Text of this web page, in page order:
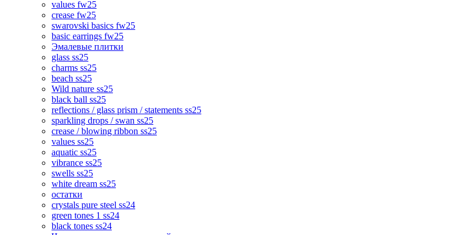
values fw25
crease fw25
swarovski basics fw25
basic earrings fw25
Эмалевые плитки
glass ss25
charms ss25
beach ss25
Wild nature ss25
black ball ss25
reflections / glass prism / statements ss25
sparkling drops / swan ss25
crease / blowing ribbon ss25
values ss25
aquatic ss25
vibrance ss25
swells ss25
white dream ss25
остатки
crystals pure steel ss24
green tones 1 ss24
black tones ss24